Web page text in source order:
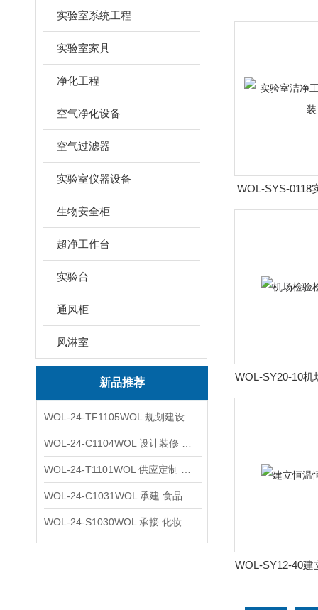
实验室系统工程
实验室家具
净化工程
空气净化设备
空气过滤器
实验室仪器设备
生物安全柜
超净工作台
实验台
通风柜
风淋室
新品推荐
WOL-SYS-0118
台 定
WOL-SY20-10机
室
WOL-SY12-40建